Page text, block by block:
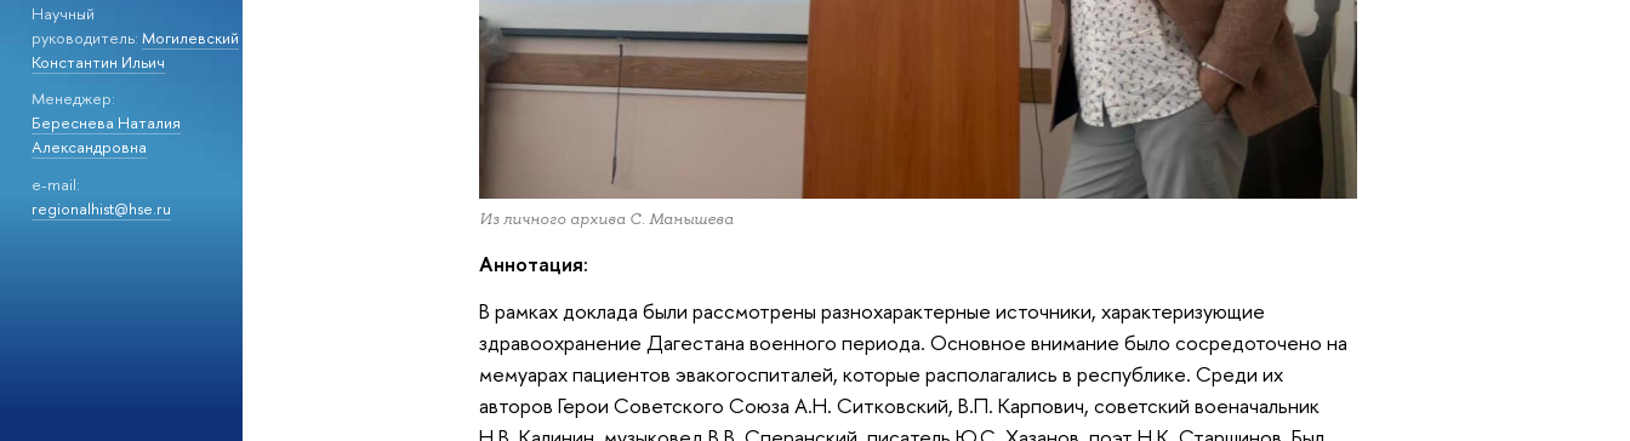
Научный
руководитель: Могилевский
Константин Ильич
Менеджер:
Береснева Наталия
Александровна
e-mail:
regionalhist@hse.ru
Из личного архива С. Манышева
Аннотация:
В рамках доклада были рассмотрены разнохарактерные источники, характеризующие
здравоохранение Дагестана военного периода. Основное внимание было сосредоточено на
мемуарах пациентов эвакогоспиталей, которые располагались в республике. Среди их
авторов Герои Советского Союза А.Н. Ситковский, В.П. Карпович, советский военачальник